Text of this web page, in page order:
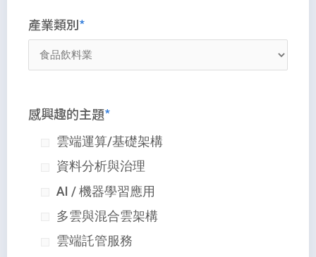
產業類別
感興趣的主題
雲端運算/基礎架構
資料分析與治理
AI / 機器學習應用
多雲與混合雲架構
雲端託管服務